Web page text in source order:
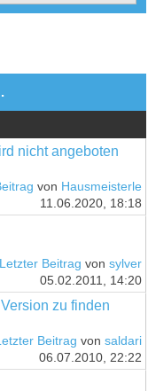
nicht angeboten
von Hausmeisterle
11.06.2020, 18:18
Letzter Beitrag von sylver
05.02.2011, 14:20
zu finden
Beitrag von saldari
06.07.2010, 22:22